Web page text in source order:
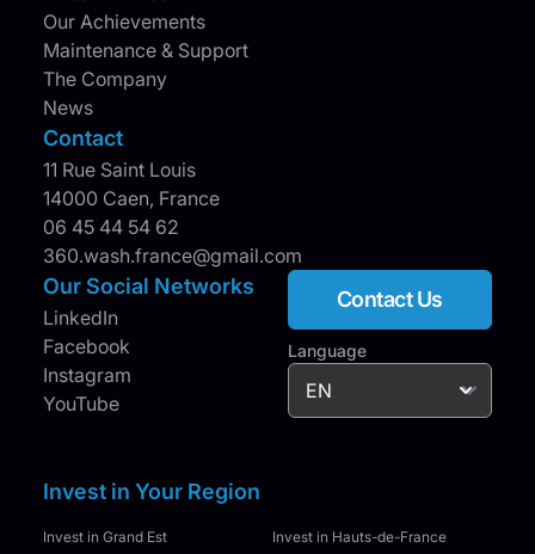
Our Achievements
Maintenance & Support
The Company
News
Contact
11 Rue Saint Louis
14000 Caen, France
06 45 44 54 62
360.wash.france@gmail.com
Our Social Networks
LinkedIn
Facebook
Instagram
YouTube
Contact Us
Language
Invest in Your Region
Invest in Grand Est Invest in Hauts-de-France